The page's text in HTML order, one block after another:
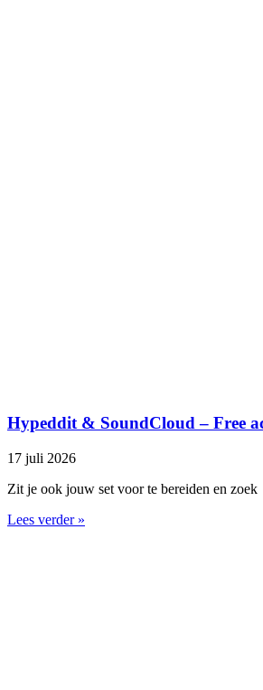
Hypeddit & SoundCloud – Free
17 juli 2026
Zit je ook jouw set voor te bereiden en zoek
Lees verder »